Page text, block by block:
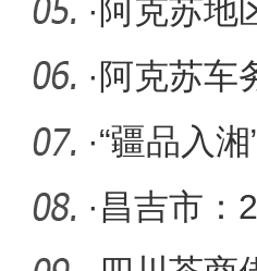
元
· 阿克苏地
· 阿克苏车
·“疆品入
贩式
·昌吉市：